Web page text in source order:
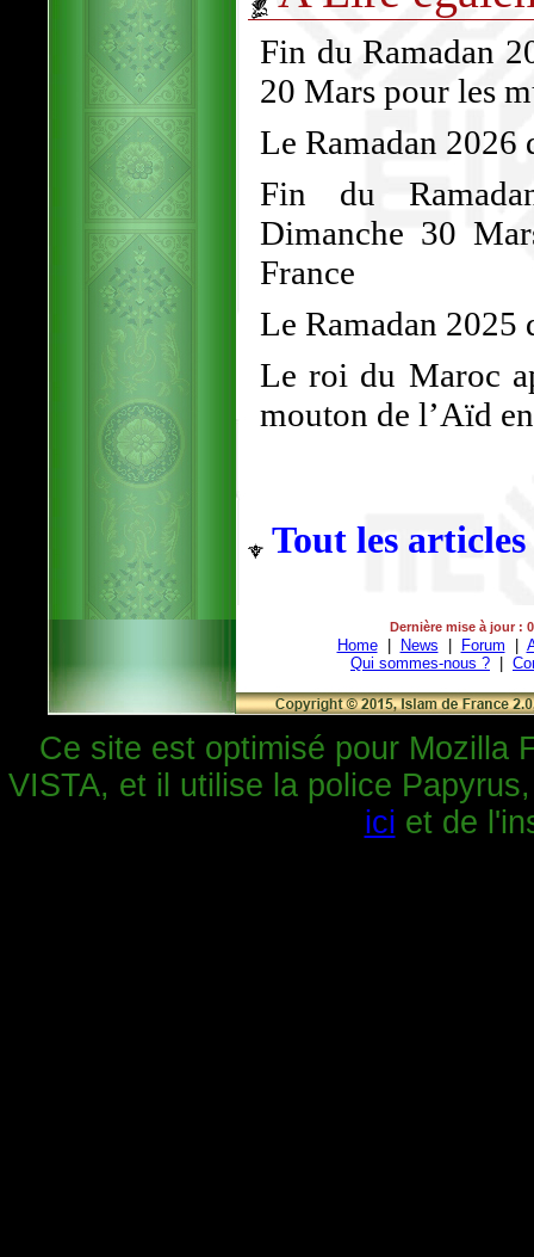
Fin du Ramadan
20 Mars pour les
Le Ramadan 2026
Fin du
Dimanche 30
France
Le Ramadan 2025
Le roi du Maroc
mouton de l’Aïd
Tout les articles
Dernière mise à jour :
Home| News Forum
Qui sommes-nous ?
Ce site est optimisé pour Mozilla
VISTA, et il utilise la police
ici et de